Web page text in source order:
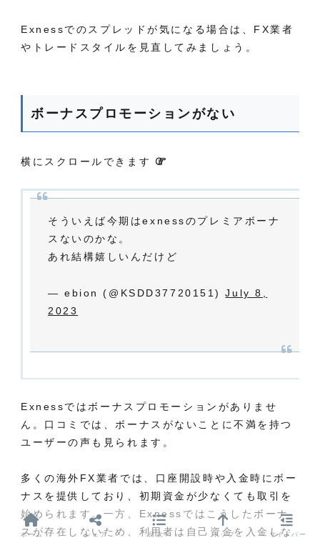
Exnessでのスプレッドが気になる場合は、FX業者
やトレードスタイルを見直してみましょう。
ボーナスプロモーションがない
横にスクロールできます
そういえば今期はexnessのプレミアボーナ
スないのかな。
あれ結構嬉しいんだけど
— ebion (@KSDD37720151)July 8,
2023
Exnessではボーナスプロモーションがありませ
ん 。口コミでは、ボーナスがないことに不満を持つ
ユーザーの声も見られます。
多くの海外FX業者では、口座開設時や入金時にボー
ナスを提供しており、初期資金が少なくても取引を
始められます。一方、Exnessではこうしたボーナ
スが存在しないため、利用者は自己資金を入金しな
ホーム シェア 目次へ トップ サイドバー